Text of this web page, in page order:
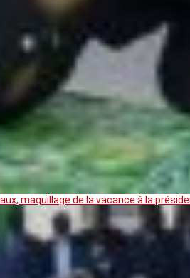
maquillage de la vacance à la